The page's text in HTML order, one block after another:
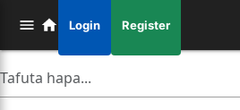
Login Register